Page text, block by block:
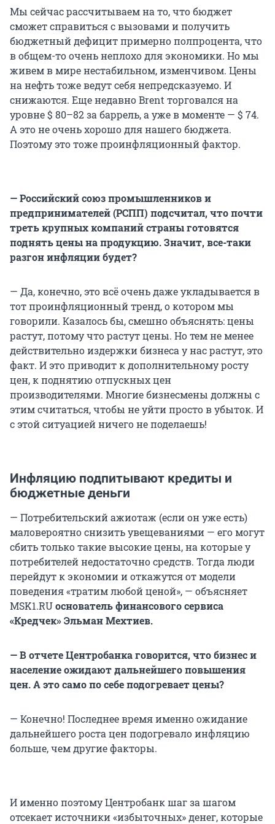
Мы сейчас рассчитываем на то, что бюджет
сможет справиться с вызовами и получить
бюджетный дефицит примерно полпроцента, что
в общем-то очень неплохо для экономики. Но мы
живем в мире нестабильном, изменчивом. Цены
на нефть тоже ведут себя непредсказуемо. И
снижаются. Еще недавно Brent торговался на
уровне $ 80–82 за баррель, а уже в моменте — $ 74.
А это не очень хорошо для нашего бюджета.
Поэтому это тоже проинфляционный фактор.
— Российский союз промышленников и
предпринимателей (РСПП) подсчитал, что почти
треть крупных компаний страны готовятся
поднять цены на продукцию. Значит, все-таки
разгон инфляции будет?
— Да, конечно, это всё очень даже укладывается в
тот проинфляционный тренд, о котором мы
говорили. Казалось бы, смешно объяснять: цены
растут, потому что растут цены. Но тем не менее
действительно издержки бизнеса у нас растут, это
факт. И это приводит к дополнительному росту
цен, к поднятию отпускных цен
производителями. Многие бизнесмены должны с
этим считаться, чтобы не уйти просто в убыток. И
с этой ситуацией ничего не поделаешь!
Инфляцию подпитывают кредиты и
бюджетные деньги
— Потребительский ажиотаж (если он уже есть)
маловероятно снизить увещеваниями — его могут
сбить только такие высокие цены, на которые у
потребителей недостаточно средств. Тогда люди
перейдут к экономии и откажутся от модели
поведения «тратим любой ценой», — объясняет
MSK1.RUоснователь финансового сервиса
«Кредчек» Эльман Мехтиев.
— В отчете Центробанка говорится, что бизнес и
население ожидают дальнейшего повышения
цен. А это само по себе подогревает цены?
— Конечно! Последнее время именно ожидание
дальнейшего роста цен подогревало инфляцию
больше, чем другие факторы.
И именно поэтому Центробанк шаг за шагом
отсекает источники «избыточных» денег, которые